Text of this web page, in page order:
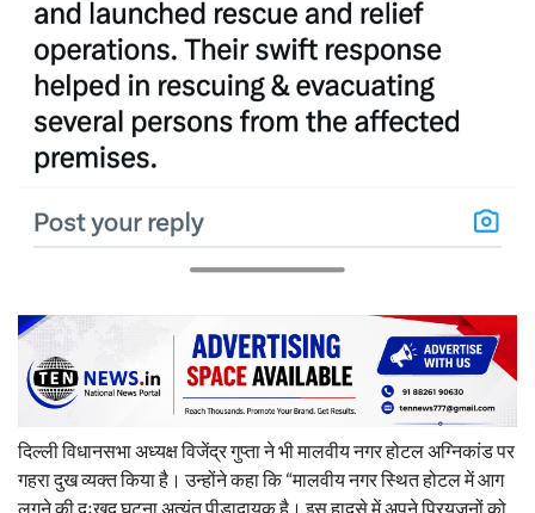
दिल्ली विधानसभा अध्यक्ष विजेंद्र गुप्ता ने भी मालवीय नगर होटल अग्निकांड पर
गहरा दुख व्यक्त किया है। उन्होंने कहा कि “मालवीय नगर स्थित होटल में आग
लगने की दुःखद घटना अत्यंत पीड़ादायक है। इस हादसे में अपने प्रियजनों को